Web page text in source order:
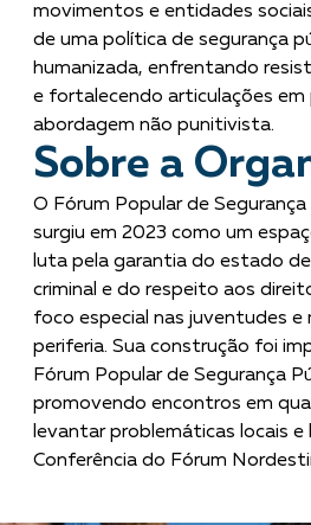
movimentos e entidades
de uma política de segurança
humanizada, enfrentando
e fortalecendo articulações em
abordagem não punitivista.
Sobre a
O Fórum Popular de
surgiu em 2023 como um
luta pela garantia do estado
criminal e do respeito aos
foco especial nas juventudes e
periferia. Sua construção foi
Fórum Popular de Segurança
promovendo encontros em
levantar problemáticas locais e
Conferência do Fórum